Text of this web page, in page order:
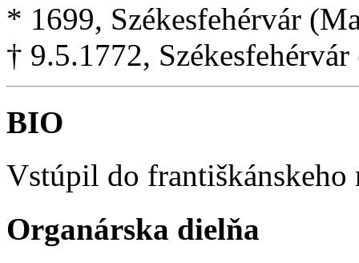
* 1699, Székesfehérvár
† 9.5.1772,
BIO
Vstúpil do františkánskeho
Organárska dielňa